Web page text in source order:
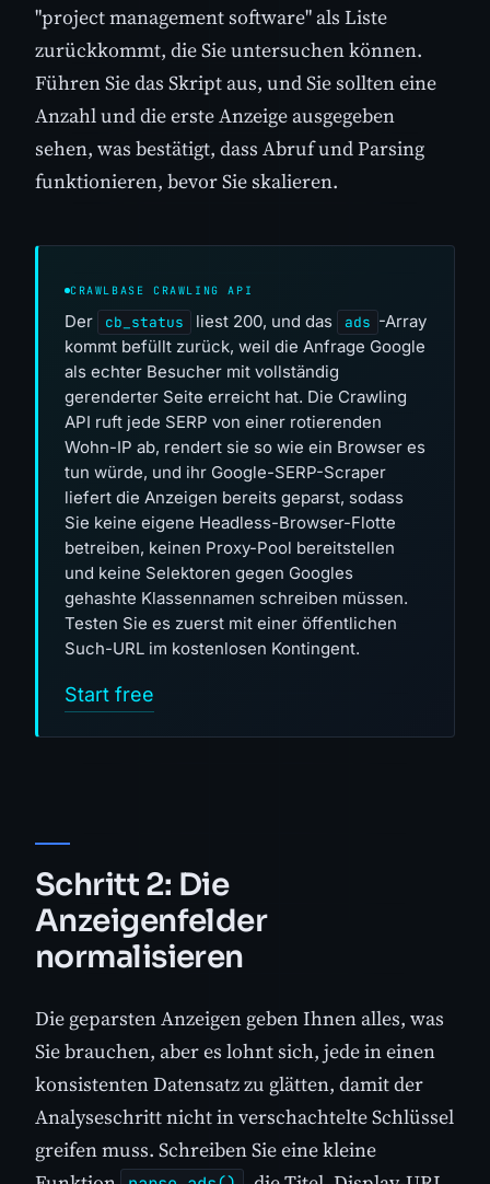
"project management software" als Liste
zurückkommt, die Sie untersuchen können.
Führen Sie das Skript aus, und Sie sollten eine
Anzahl und die erste Anzeige ausgegeben
sehen, was bestätigt, dass Abruf und Parsing
funktionieren, bevor Sie skalieren.
CRAWLBASE CRAWLING API
Der cb_status liest 200, und das ads -Array
kommt befüllt zurück, weil die Anfrage Google
als echter Besucher mit vollständig
gerenderter Seite erreicht hat. Die Crawling
API ruft jede SERP von einer rotierenden
Wohn-IP ab, rendert sie so wie ein Browser es
tun würde, und ihr Google-SERP-Scraper
liefert die Anzeigen bereits geparst, sodass
Sie keine eigene Headless-Browser-Flotte
betreiben, keinen Proxy-Pool bereitstellen
und keine Selektoren gegen Googles
gehashte Klassennamen schreiben müssen.
Testen Sie es zuerst mit einer öffentlichen
Such-URL im kostenlosen Kontingent.
Start free
Schritt 2: Die
Anzeigenfelder
normalisieren
Die geparsten Anzeigen geben Ihnen alles, was
Sie brauchen, aber es lohnt sich, jede in einen
konsistenten Datensatz zu glätten, damit der
Analyseschritt nicht in verschachtelte Schlüssel
greifen muss. Schreiben Sie eine kleine